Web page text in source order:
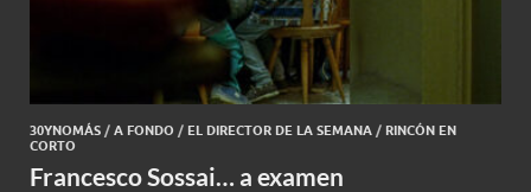
30YNOMÁS / A FONDO / EL DIRECTOR DE LA SEMANA / RINCÓN EN
CORTO
Francesco Sossai… a examen